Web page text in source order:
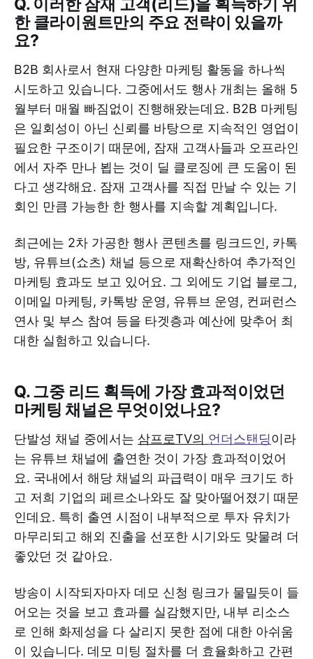
Q. 이러한 잠재 고객(리드)을 획득하기 위
한 클라이원트만의 주요 전략이 있을까
요?
B2B 회사로서 현재 다양한 마케팅 활동을 하나씩
시도하고 있습니다. 그중에서도 행사 개최는 올해 5
월부터 매월 빠짐없이 진행해왔는데요. B2B 마케팅
은 일회성이 아닌 신뢰를 바탕으로 지속적인 영업이
필요한 구조이기 때문에, 잠재 고객사들과 오프라인
에서 자주 만나 뵙는 것이 딜 클로징에 큰 도움이 된
다고 생각해요. 잠재 고객사를 직접 만날 수 있는 기
회인 만큼 가능한 한 행사를 지속할 계획입니다.
최근에는 2차 가공한 행사 콘텐츠를 링크드인, 카톡
방, 유튜브(쇼츠) 채널 등으로 재확산하여 추가적인
마케팅 효과도 보고 있어요. 그 외에도 기업 블로그,
이메일 마케팅, 카톡방 운영, 유튜브 운영, 컨퍼런스
연사 및 부스 참여 등을 타겟층과 예산에 맞추어 최
대한 실험하고 있습니다.
Q. 그중 리드 획득에 가장 효과적이었던
마케팅 채널은 무엇이었나요?
단발성 채널 중에서는 삼프로TV의 언더스탠딩이라
는 유튜브 채널에 출연한 것이 가장 효과적이었어
요. 국내에서 해당 채널의 파급력이 매우 크기도 하
고 저희 기업의 페르소나와도 잘 맞아떨어졌기 때문
인데요. 특히 출연 시점이 내부적으로 투자 유치가
마무리되고 해외 진출을 선포한 시기와도 맞물려 더
좋았던 것 같아요.
방송이 시작되자마자 데모 신청 링크가 물밀듯이 들
어오는 것을 보고 효과를 실감했지만, 내부 리소스
로 인해 화제성을 다 살리지 못한 점에 대한 아쉬움
이 있습니다. 데모 미팅 절차를 더 효율화하고 간편